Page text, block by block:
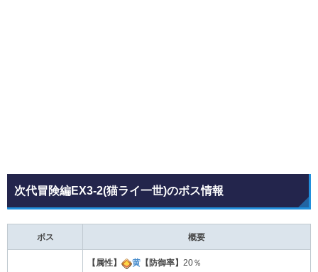
次代冒険編EX3-2(猫ライ一世)のボス情報
ボス 概要
【属性】 黄 【防御率】 20％